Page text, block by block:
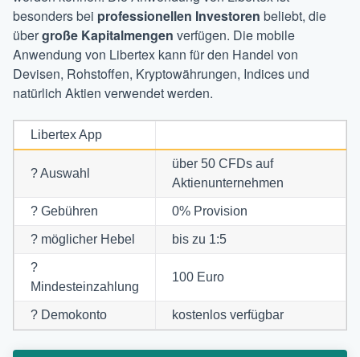
besonders bei professionellen Investoren beliebt, die
übergroße Kapitalmengen verfügen. Die mobile
Anwendung von Libertex kann für den Handel von
Devisen, Rohstoffen, Kryptowährungen, Indices und
natürlich Aktien verwendet werden.
Libertex App
? Auswahl
über 50 CFDs auf
Aktienunternehmen
? Gebühren 0% Provision
? möglicher Hebel bis zu 1:5
?
Mindesteinzahlung
100 Euro
? Demokonto kostenlos verfügbar